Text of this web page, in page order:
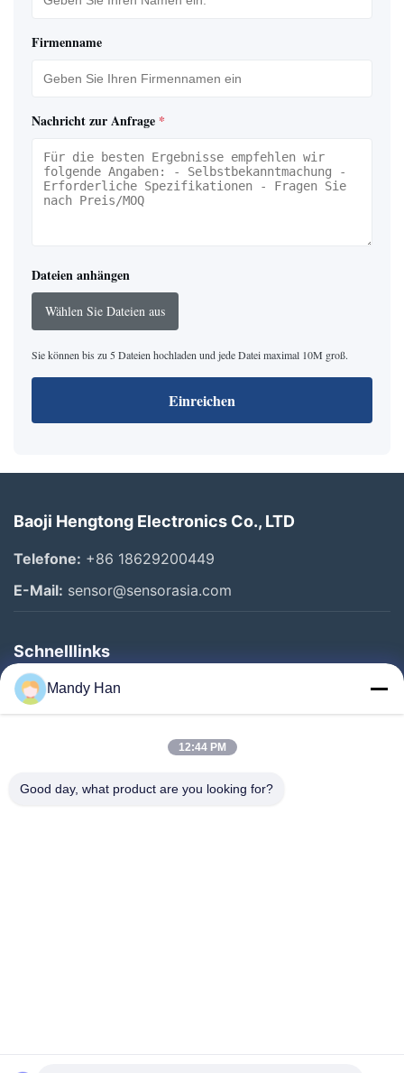
Firmenname
Nachricht zur Anfrage *
Dateien anhängen
Wählen Sie Dateien aus
Sie können bis zu 5 Dateien hochladen und jede Datei maximal 10M groß.
Einreichen
Baoji Hengtong Electronics Co., LTD
Telefone: +86 18629200449
E-Mail: sensor@sensorasia.com
Schnelllinks
Haus
Produkte
Über Uns
Mandy Han
12:44 PM
Good day, what product are you looking for?